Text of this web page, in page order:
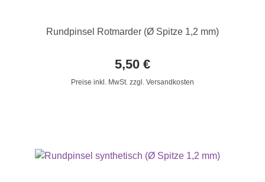
Rundpinsel Rotmarder (Ø Spitze 1,2 mm)
5,50 €
Preise inkl. MwSt. zzgl. Versandkosten